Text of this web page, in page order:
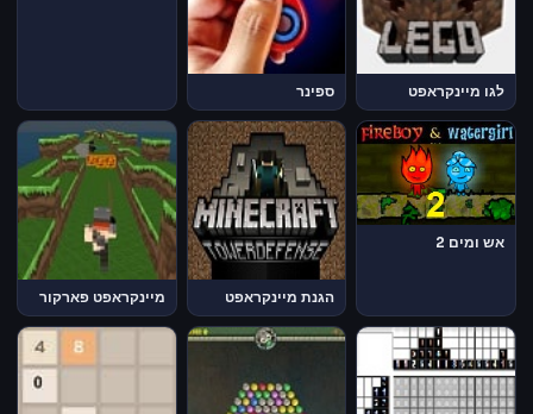
לגו מיינקראפט ספינר
אש ומים 2
הגנת מיינקראפט מיינקראפט פארקור